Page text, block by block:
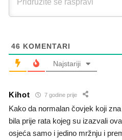
46 KOMENTARI
Najstariji
Kihot 7 godine prije
Kako da normalan čovjek koji
bila prije rata kojeg su izazvali
osjeća samo i jedino mržnju i